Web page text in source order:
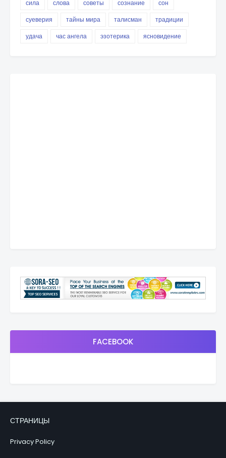
сила
слова советы сознание
сон
суеверия
тайны мира талисман
традиции
удача
час ангела эзотерика ясновидение
FACEBOOK
СТРАНИЦЫ
Privacy Policy